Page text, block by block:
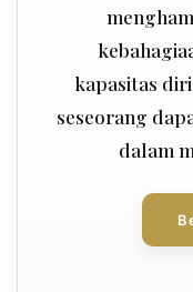
kapasitas
seseorang
dalam